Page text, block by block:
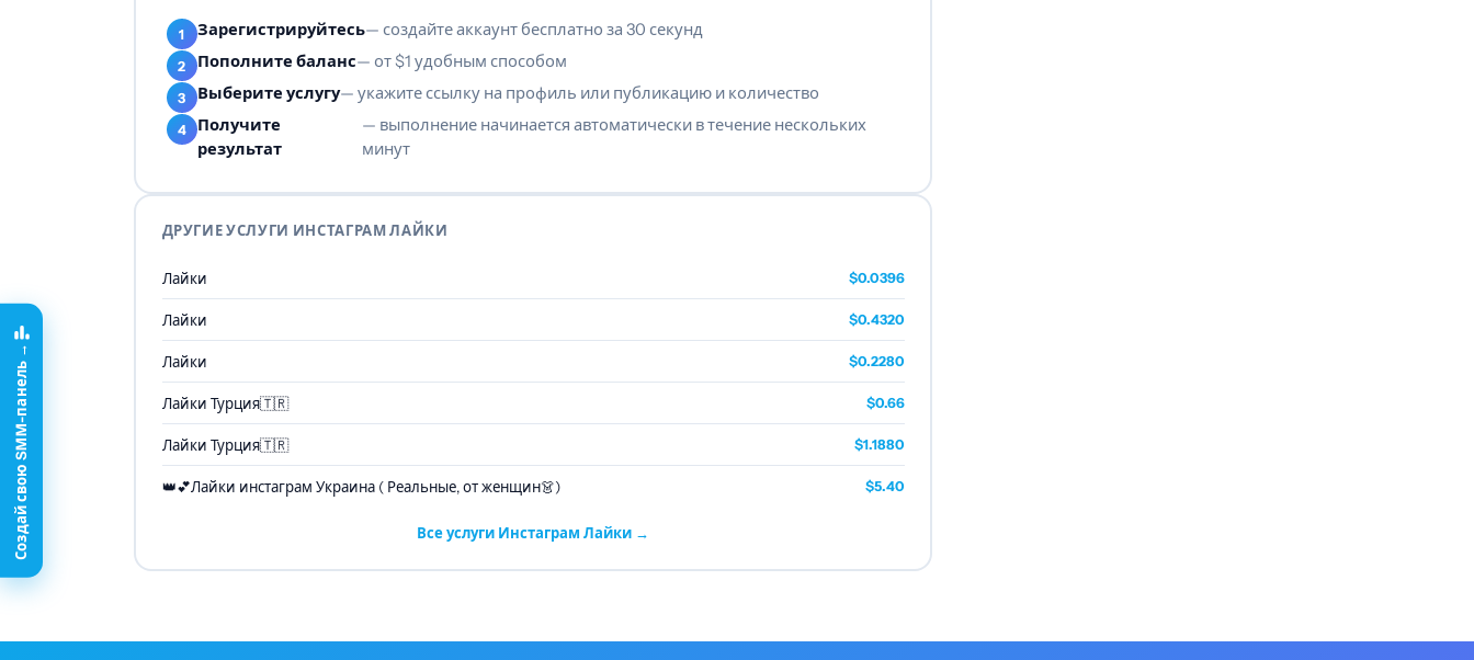
Зарегистрируйтесь— создайте аккаунт бесплатно за 30 секунд
Пополните баланс— от $1 удобным способом
Выберите услугу— укажите ссылку на профиль или публикацию и количество
Получите
результат
— выполнение начинается автоматически в течение нескольких
минут
ДРУГИЕ УСЛУГИ ИНСТАГРАМ ЛАЙКИ
Лайки $0.0396
Лайки $0.4320
Лайки $0.2280
Лайки Турция🇹🇷 $0.66
Лайки Турция🇹🇷 $1.1880
👑💕Лайки инстаграм Украина ( Реальные, от женщин👗) $5.40
Все услуги Инстаграм Лайки →
Создай свою SMM-панель →